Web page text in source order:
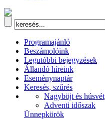
Programajánló
Beszámolóink
Legutóbbi bejegyzések
Állandó híreink
Eseménynaptár
Keresés, szűrés
Nagyböjt és húsvét
Adventi időszak
Ünnepkörök